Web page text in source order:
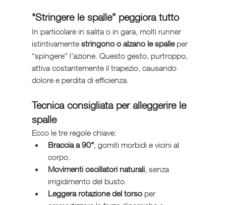
"Stringere le spalle” peggiora tutto
In particolare in salita o in gara, molti runner
istintivamente stringono o alzano le spalle per
“spingere” l’azione. Questo gesto, purtroppo,
attiva costantemente il trapezio, causando
dolore e perdita di efficienza.
Tecnica consigliata per alleggerire le
spalle
Ecco le tre regole chiave:
Braccia a 90°, gomiti morbidi e vicini al
corpo.
Movimenti oscillatori naturali, senza
irrigidimento del busto.
Leggera rotazione del torso per